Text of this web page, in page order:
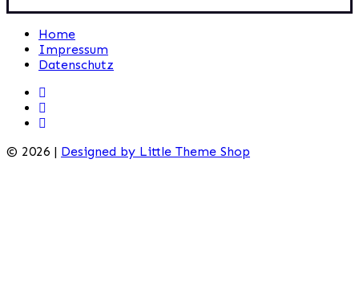
Home
Impressum
Datenschutz
© 2026 | Designed by Little Theme Shop